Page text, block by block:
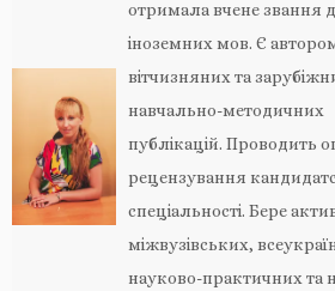
отримала вчене звання
іноземних мов. Є
вітчизняних та
навчально-методичних
публікацій. Проводить
рецензування
спеціальності. Бере
міжвузівських,
науково-практичних та